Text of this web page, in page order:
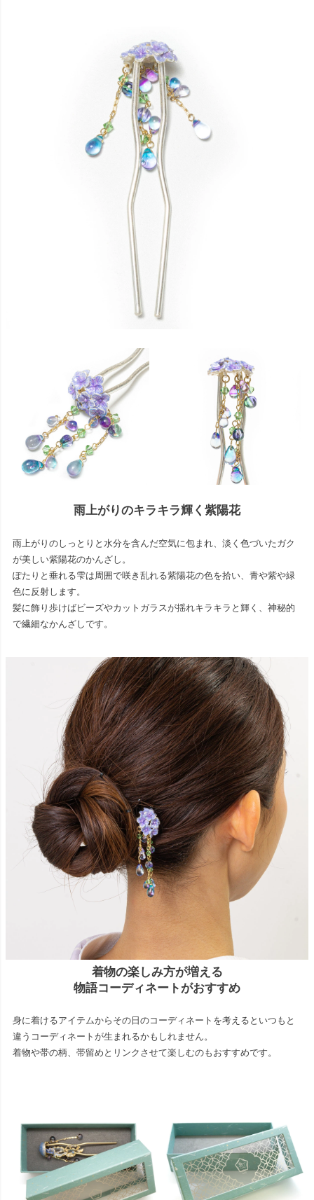
雨上がりのキラキラ輝く紫陽花
雨上がりのしっとりと水分を含んだ空気に包まれ、淡く色づいたガク
が美しい紫陽花のかんざし。
ぽたりと垂れる雫は周囲で咲き乱れる紫陽花の色を拾い、青や紫や緑
色に反射します。
髪に飾り歩けばビーズやカットガラスが揺れキラキラと輝く、神秘的
で繊細なかんざしです。
着物の楽しみ方が増える
物語コーディネートがおすすめ
身に着けるアイテムからその日のコーディネートを考えるといつもと
違うコーディネートが生まれるかもしれません。
着物や帯の柄、帯留めとリンクさせて楽しむのもおすすめです。